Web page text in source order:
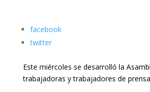
facebook
twitter
Este miércoles se desarrolló la
trabajadoras y trabajadores de